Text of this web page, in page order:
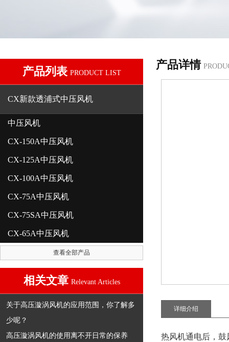
产品列表 PRODUCT LIST
CX新款透浦式中压风机
中压风机
CX-150A中压风机
CX-125A中压风机
CX-100A中压风机
CX-75A中压风机
CX-75SA中压风机
CX-65A中压风机
查看全部产品
相关文章 Relevant Articles
关于高压漩涡风机的应用范围，你了解多
少呢？
高压漩涡风机的使用离不开日常的保养
产品详情
详细介绍
热风机通电后，